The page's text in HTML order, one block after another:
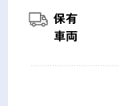
保有
車両